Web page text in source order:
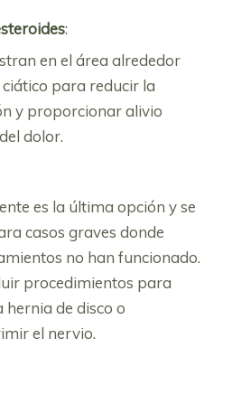
:
en el área alrededor
para reducir la
y proporcionar alivio
dolor.
es la última opción y se
casos graves donde
no han funcionado.
procedimientos para
hernia de disco o
el nervio.